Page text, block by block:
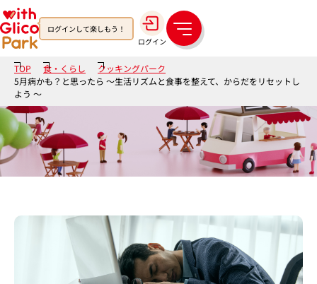
ログインして楽しもう！
ログイン
メ
ニ
ー
TOP 食・くらし
クッキングパーク
5月病かも？と思ったら ～生活リズムと食事を整えて、からだをリセットし
よう ～